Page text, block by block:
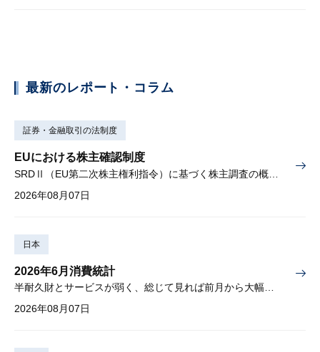
最新のレポート・コラム
証券・金融取引の法制度
EUにおける株主確認制度
2026年08月07日
日本
2026年6月消費統計
半耐久財とサービスが弱く、総じて見れば前月から大幅に減少
2026年08月07日